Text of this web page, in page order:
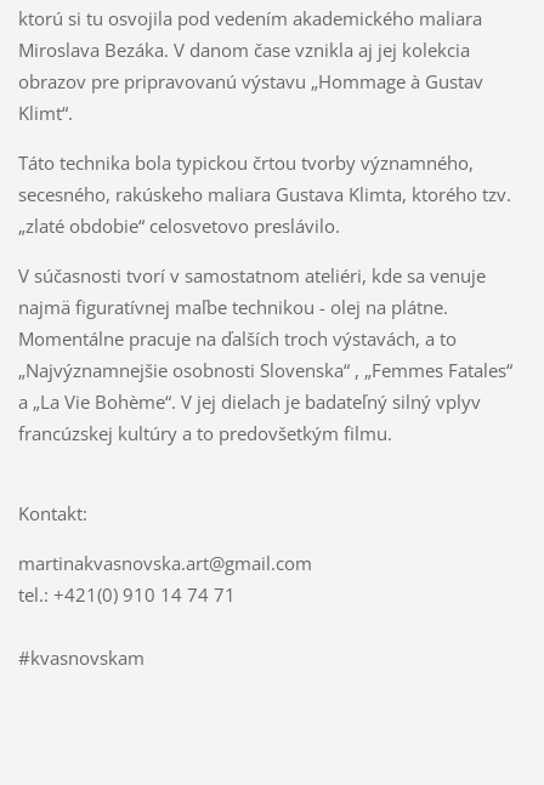
ktorú si tu osvojila pod vedením akademického maliara
Miroslava Bezáka. V danom čase vznikla aj jej kolekcia
obrazov pre pripravovanú výstavu „Hommage à Gustav
Klimt“.
Táto technika bola typickou črtou tvorby významného,
secesného, rakúskeho maliara Gustava Klimta, ktorého tzv.
„zlaté obdobie“ celosvetovo preslávilo.
V súčasnosti tvorí v samostatnom ateliéri, kde sa venuje
najmä figuratívnej maľbe technikou - olej na plátne.
Momentálne pracuje na ďalších troch výstavách, a to
„Najvýznamnejšie osobnosti Slovenska“ , „Femmes Fatales“
a „La Vie Bohème“. V jej dielach je badateľný silný vplyv
francúzskej kultúry a to predovšetkým filmu.
Kontakt:
martinakvasnovska.art@gmail.com
tel.: +421(0) 910 14 74 71
#kvasnovskam